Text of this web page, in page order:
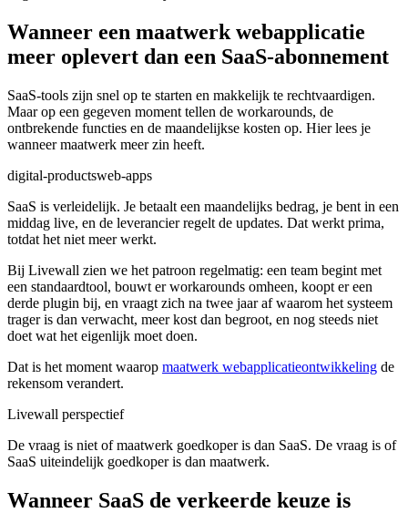
Wanneer een maatwerk webapplicatie
meer oplevert dan een SaaS-abonnement
SaaS-tools zijn snel op te starten en makkelijk te rechtvaardigen.
Maar op een gegeven moment tellen de workarounds, de
ontbrekende functies en de maandelijkse kosten op. Hier lees je
wanneer maatwerk meer zin heeft.
digital-productsweb-apps
SaaS is verleidelijk. Je betaalt een maandelijks bedrag, je bent in een
middag live, en de leverancier regelt de updates. Dat werkt prima,
totdat het niet meer werkt.
Bij Livewall zien we het patroon regelmatig: een team begint met
een standaardtool, bouwt er workarounds omheen, koopt er een
derde plugin bij, en vraagt zich na twee jaar af waarom het systeem
trager is dan verwacht, meer kost dan begroot, en nog steeds niet
doet wat het eigenlijk moet doen.
Dat is het moment waarop maatwerk webapplicatieontwikkeling de
rekensom verandert.
Livewall perspectief
De vraag is niet of maatwerk goedkoper is dan SaaS. De vraag is of
SaaS uiteindelijk goedkoper is dan maatwerk.
Wanneer SaaS de verkeerde keuze is